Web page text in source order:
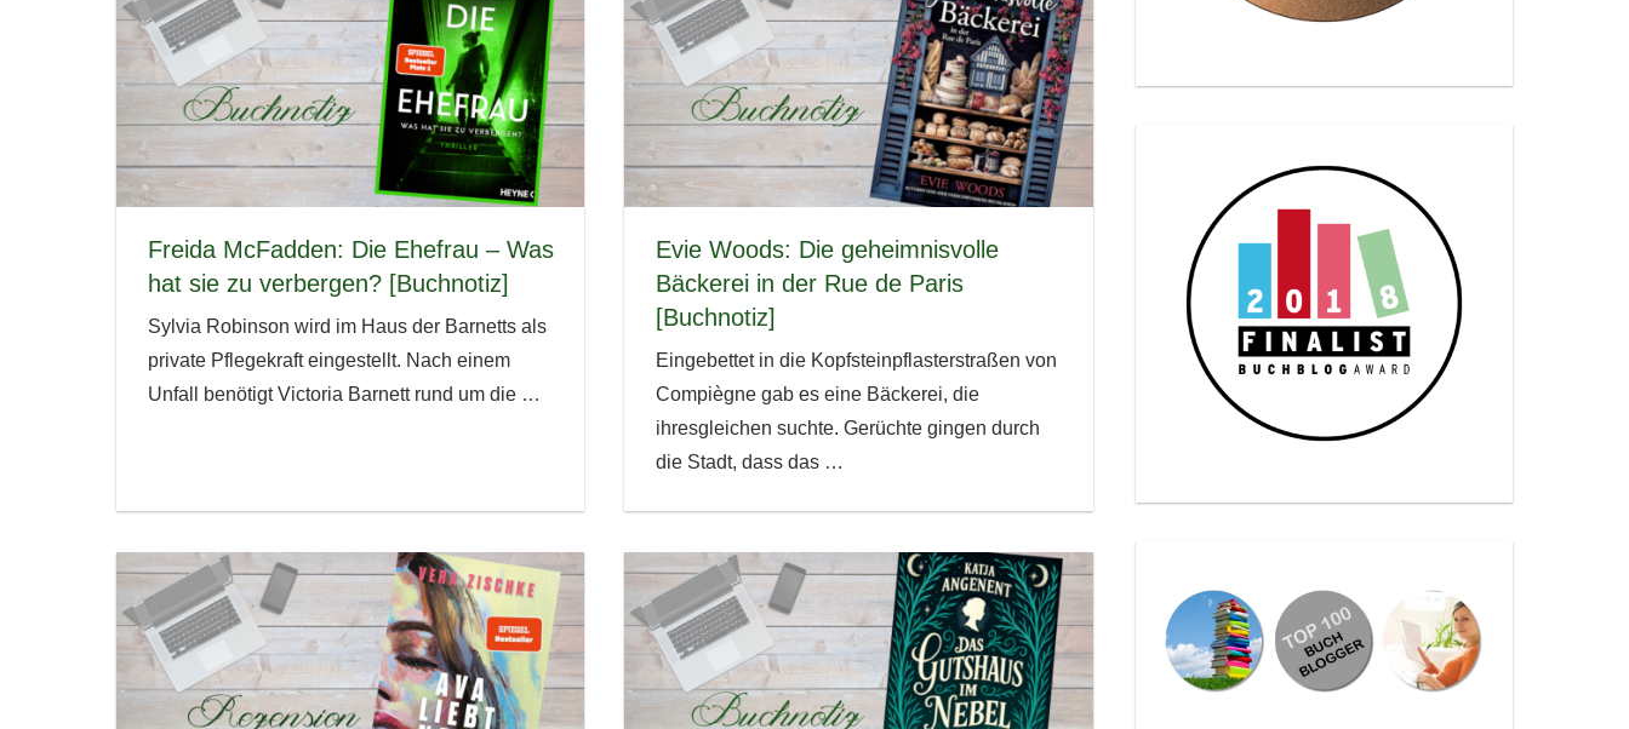
Freida McFadden: Die Ehefrau – Was
hat sie zu verbergen? [Buchnotiz]
Sylvia Robinson wird im Haus der Barnetts als
private Pflegekraft eingestellt. Nach einem
Unfall benötigt Victoria Barnett rund um die …
Evie Woods: Die geheimnisvolle
Bäckerei in der Rue de Paris
[Buchnotiz]
Eingebettet in die Kopfsteinpflasterstraßen von
Compiègne gab es eine Bäckerei, die
ihresgleichen suchte. Gerüchte gingen durch
die Stadt, dass das …